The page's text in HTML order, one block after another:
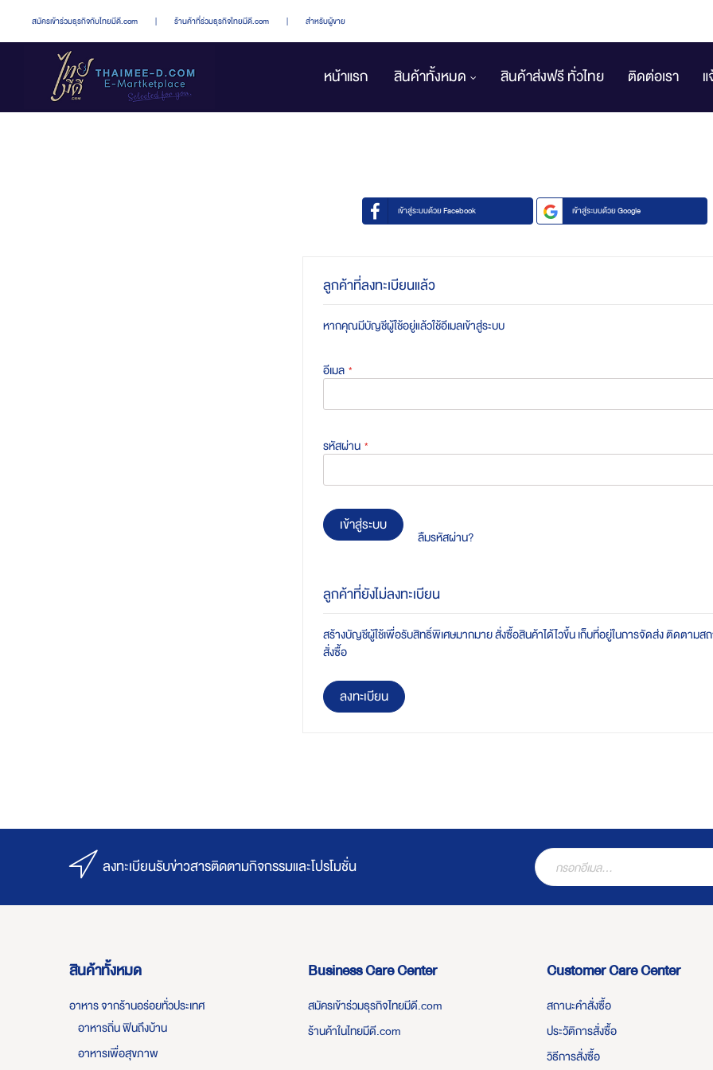
สมัครเข้าร่วมธุรกิจกับไทยมีดี.com | ร้านค้าที่ร่วมธุรกิจไทยมีดี.com | สำหรับผู้ขาย
หน้าแรก สินค้าทั้งหมด สินค้าส่งฟรี ทั่วไทย ติดต่อเรา
เข้าสู่ระบบด้วย Facebook เข้าสู่ระบบด้วย Google
ลูกค้าที่ลงทะเบียนแล้ว
หากคุณมีบัญชีผู้ใช้อยู่แล้วใช้อีเมลเข้าสู่ระบบ
อีเมล
รหัสผ่าน
เข้าสู่ระบบ
ลืมรหัสผ่าน?
ลูกค้าที่ยังไม่ลงทะเบียน
สร้างบัญชีผู้ใช้เพื่อรับสิทธิ์พิเศษมากมาย สั่งซื้อสินค้าได้ไวขึ้น เก็บที่อยู่ในการจัดส่ง ติดตามส
สั่งซื้อ
ลงทะเบียน
ลงทะเบียนรับข่าวสารติดตามกิจกรรมและโปรโมชั่น
สินค้าทั้งหมด
อาหาร จากร้านอร่อยทั่วประเทศ
อาหารถิ่น ฟินถึงบ้าน
อาหารเพื่อสุขภาพ
Business Care Center
สมัครเข้าร่วมธุรกิจไทยมีดี.com
ร้านค้าในไทยมีดี.com
Customer Care Center
สถานะคำสั่งซื้อ
ประวัติการสั่งซื้อ
วิธีการสั่งซื้อ